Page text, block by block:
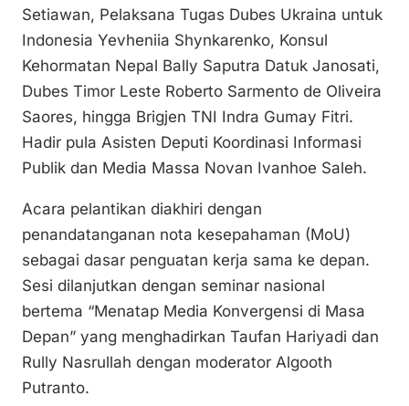
Setiawan, Pelaksana Tugas Dubes Ukraina untuk
Indonesia Yevheniia Shynkarenko, Konsul
Kehormatan Nepal Bally Saputra Datuk Janosati,
Dubes Timor Leste Roberto Sarmento de Oliveira
Saores, hingga Brigjen TNI Indra Gumay Fitri.
Hadir pula Asisten Deputi Koordinasi Informasi
Publik dan Media Massa Novan Ivanhoe Saleh.
Acara pelantikan diakhiri dengan
penandatanganan nota kesepahaman (MoU)
sebagai dasar penguatan kerja sama ke depan.
Sesi dilanjutkan dengan seminar nasional
bertema “Menatap Media Konvergensi di Masa
Depan” yang menghadirkan Taufan Hariyadi dan
Rully Nasrullah dengan moderator Algooth
Putranto.